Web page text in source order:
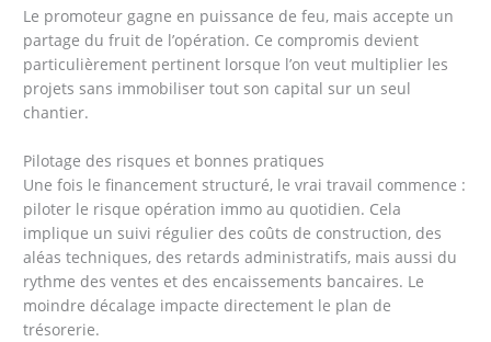
Le promoteur gagne en puissance de feu, mais accepte un
partage du fruit de l’opération. Ce compromis devient
particulièrement pertinent lorsque l’on veut multiplier les
projets sans immobiliser tout son capital sur un seul
chantier.
Pilotage des risques et bonnes pratiques
Une fois le financement structuré, le vrai travail commence :
piloter le risque opération immo au quotidien. Cela
implique un suivi régulier des coûts de construction, des
aléas techniques, des retards administratifs, mais aussi du
rythme des ventes et des encaissements bancaires. Le
moindre décalage impacte directement le plan de
trésorerie.